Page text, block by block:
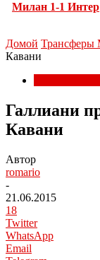
Милан 1-1 Интер
Домой Трансферы
Кавани
Галлиани
Кавани
Автор
romario
-
21.06.2015
18
Twitter
WhatsApp
Email